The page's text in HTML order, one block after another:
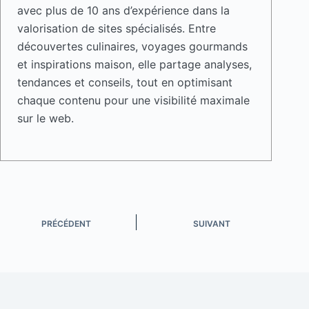
avec plus de 10 ans d’expérience dans la
valorisation de sites spécialisés. Entre
découvertes culinaires, voyages gourmands
et inspirations maison, elle partage analyses,
tendances et conseils, tout en optimisant
chaque contenu pour une visibilité maximale
sur le web.
PRÉCÉDENT SUIVANT